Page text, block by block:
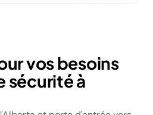
vos besoins
sécurité à